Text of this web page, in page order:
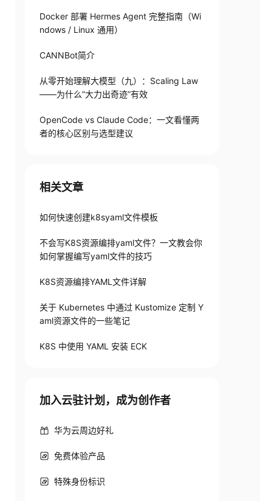
Docker 部署 Hermes Agent 完整指南（Wi
ndows / Linux 通用）
CANNBot简介
从零开始理解大模型（九）：Scaling Law
——为什么”大力出奇迹”有效
OpenCode vs Claude Code：一文看懂两
者的核心区别与选型建议
相关文章
如何快速创建k8syaml文件模板
不会写K8S资源编排yaml文件？一文教会你
如何掌握编写yaml文件的技巧
K8S资源编排YAML文件详解
关于 Kubernetes 中通过 Kustomize 定制 Y
aml资源文件的一些笔记
K8S 中使用 YAML 安装 ECK
加入云驻计划，成为创作者
华为云周边好礼
免费体验产品
特殊身份标识